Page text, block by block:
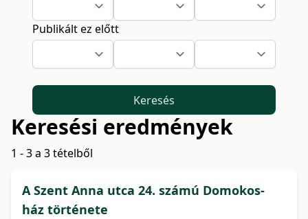
Publikált ez előtt
Keresés
Keresési eredmények
1 - 3 a 3 tételből
A Szent Anna utca 24. számú Domokos-
ház története